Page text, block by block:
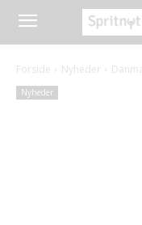
Forside Nyheder
Nyheder